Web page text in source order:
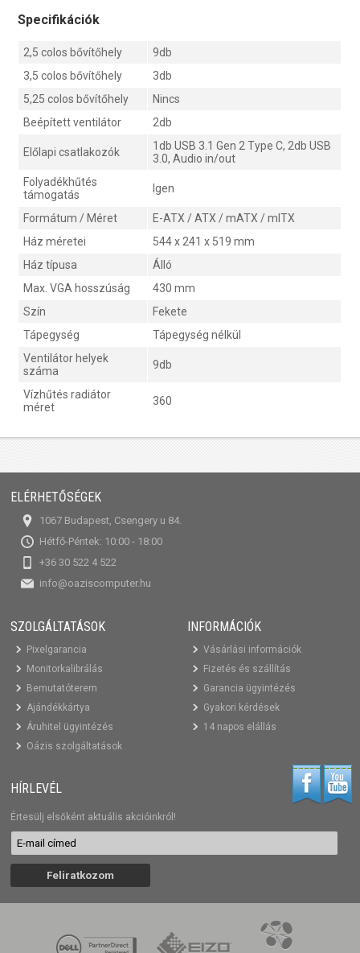
Specifikációk
2,5 colos bővítőhely
9db
3,5 colos bővítőhely
3db
5,25 colos bővítőhely
Nincs
Beépített ventilátor
2db
Előlapi csatlakozók
1db USB 3.1 Gen 2 Type C, 2db USB
3.0, Audio in/out
Folyadékhűtés
támogatás
Igen
Formátum / Méret
E-ATX / ATX / mATX / mITX
Ház méretei
544 x 241 x 519 mm
Ház típusa
Álló
Max. VGA hosszúság
430 mm
Szín
Fekete
Tápegység
Tápegység nélkül
Ventilátor helyek
száma
9db
Vízhűtés radiátor
méret
360
ELÉRHETŐSÉGEK
1067 Budapest, Csengery u 84.
Hétfő-Péntek: 10:00 - 18:00
+36 30 522 4 522
info@oaziscomputer.hu
SZOLGÁLTATÁSOK
Pixelgarancia
Monitorkalibrálás
Bemutatóterem
Ajándékkártya
Áruhitel ügyintézés
Oázis szolgáltatások
INFORMÁCIÓK
Vásárlási információk
Fizetés és szállítás
Garancia ügyintézés
Gyakori kérdések
14 napos elállás
HÍRLEVÉL
Értesülj elsőként aktuális akcióinkról!